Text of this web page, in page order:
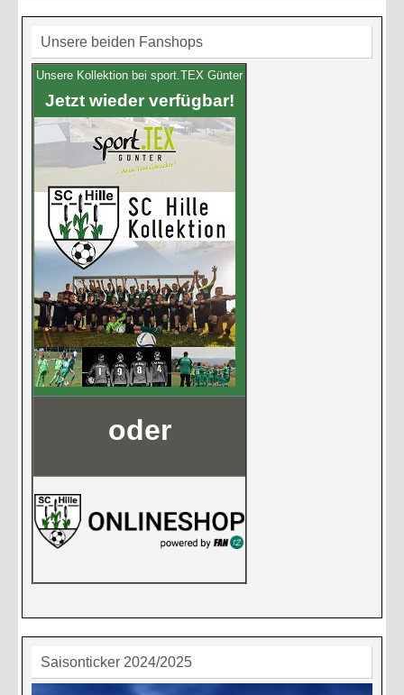
Unsere beiden Fanshops
Unsere Kollektion bei sport.TEX Günter
Jetzt wieder verfügbar!
oder
Saisonticker 2024/2025